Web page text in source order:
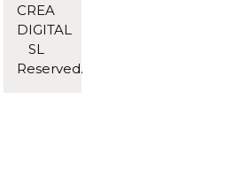
CREA
DIGITAL
SL
Reserved.